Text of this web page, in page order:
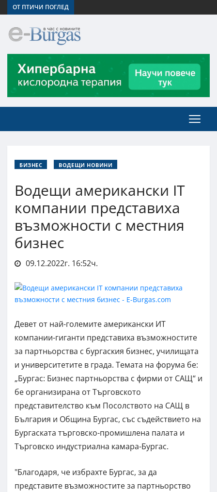
ОТ ПТИЧИ ПОГЛЕД
БИЗНЕС ВОДЕЩИ НОВИНИ
Водещи американски IT
компании представиха
възможности с местния
бизнес
09.12.2022г. 16:52ч.
Девет от най-големите американски ИТ
компании-гиганти представиха възможностите
за партньорства с бургаския бизнес, училищата
и университетите в града. Темата на форума бе:
„Бургас: Бизнес партньорства с фирми от САЩ“ и
бе организирана от Търговското
представителство към Посолството на САЩ в
България и Община Бургас, със съдействието на
Бургаската търговско-промишлена палата и
Търговско индустриална камара-Бургас.
"Благодаря, че избрахте Бургас, за да
представите възможностите за партньорство